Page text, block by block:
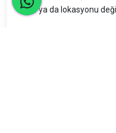
etme ya da lokasyonu